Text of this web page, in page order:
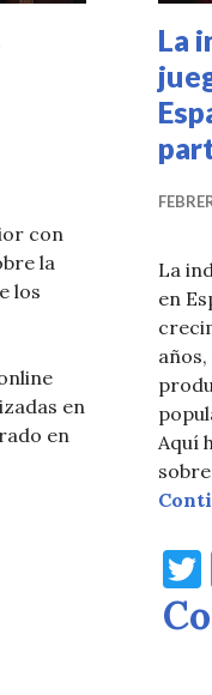
con
la
los
en
en
de los juegos
La
La
en
Aquí